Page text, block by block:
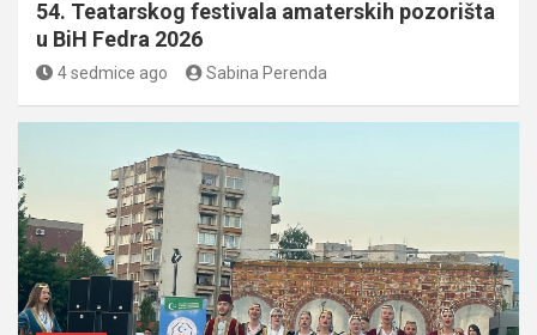
54. Teatarskog festivala amaterskih pozorišta
u BiH Fedra 2026
4 sedmice ago Sabina Perenda